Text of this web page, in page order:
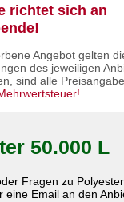
richtet sich an
Angebot gelten
des jeweiligen
sind alle
50.000 L
Fragen zu
eine Email an den